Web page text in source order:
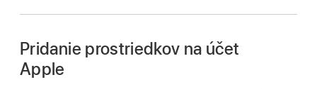
Pridanie prostriedkov na účet
Apple